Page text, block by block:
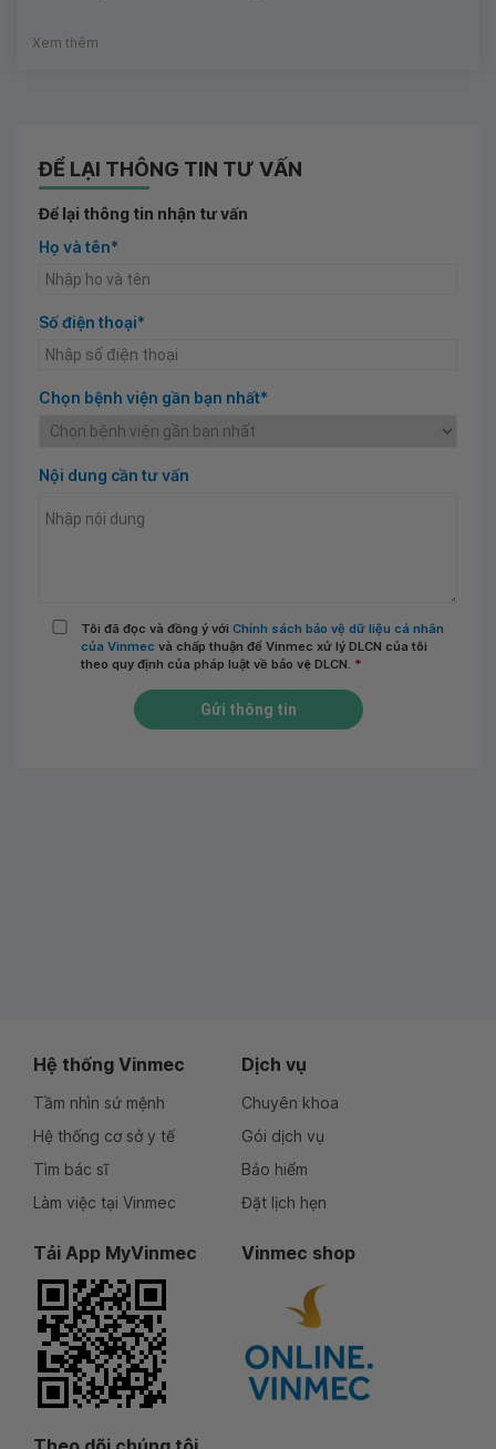
Xem thêm
ĐỂ LẠI THÔNG TIN TƯ VẤN
Để lại thông tin nhận tư vấn
Họ và tên*
Số điện thoại*
Chọn bệnh viện gần bạn nhất*
Nội dung cần tư vấn
Tôi đã đọc và đồng ý với Chính sách bảo vệ dữ liệu cá nhân
của Vinmec và chấp thuận để Vinmec xử lý DLCN của tôi
theo quy định của pháp luật về bảo vệ DLCN. *
Gửi thông tin
Hệ thống Vinmec
Tầm nhìn sứ mệnh
Hệ thống cơ sở y tế
Tìm bác sĩ
Làm việc tại Vinmec
Dịch vụ
Chuyên khoa
Gói dịch vụ
Bảo hiểm
Đặt lịch hẹn
Tải App MyVinmec Vinmec shop